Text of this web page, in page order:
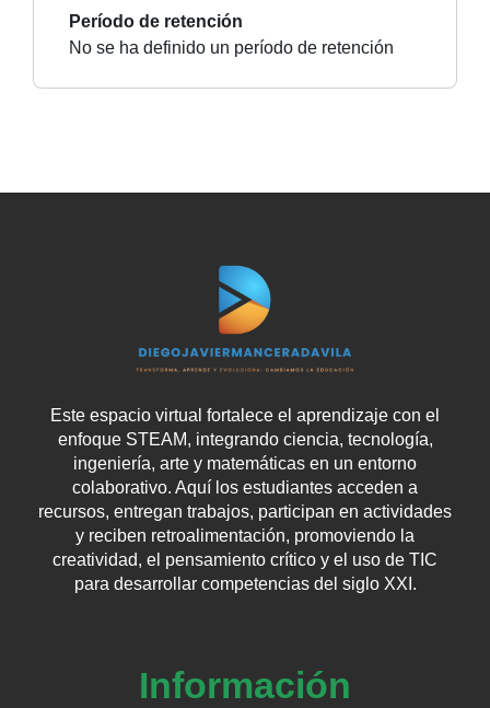
Período de retención
No se ha definido un período de retención
Este espacio virtual fortalece el aprendizaje con el
enfoque STEAM, integrando ciencia, tecnología,
ingeniería, arte y matemáticas en un entorno
colaborativo. Aquí los estudiantes acceden a
recursos, entregan trabajos, participan en actividades
y reciben retroalimentación, promoviendo la
creatividad, el pensamiento crítico y el uso de TIC
para desarrollar competencias del siglo XXI.
Información